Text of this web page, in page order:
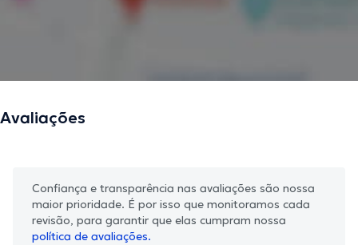
Avaliações
Confiança e transparência nas avaliações são nossa
maior prioridade. É por isso que monitoramos cada
revisão, para garantir que elas cumpram nossa
política de avaliações.